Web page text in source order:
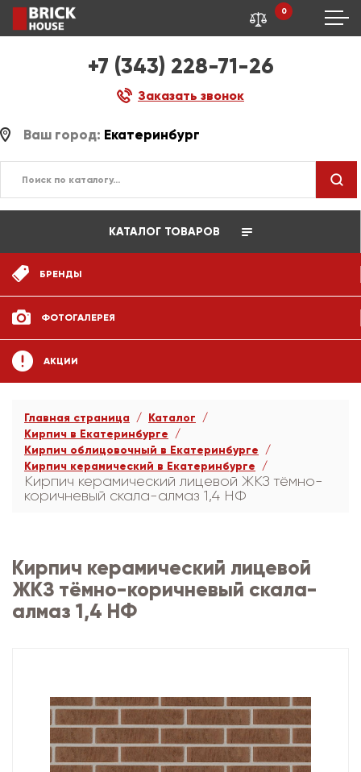
+7 (343) 228-71-26
Заказать звонок
0
Ваш город: Екатеринбург
КАТАЛОГ ТОВАРОВ
БРЕНДЫ
ФОТОГАЛЕРЕЯ
АКЦИИ
Главная страница
Каталог
Кирпич в Екатеринбурге
Кирпич облицовочный в Екатеринбурге
Кирпич керамический в Екатеринбурге
Кирпич керамический лицевой ЖКЗ тёмно-
коричневый скала-алмаз 1,4 НФ
Кирпич керамический лицевой
ЖКЗ тёмно-коричневый скала-
алмаз 1,4 НФ